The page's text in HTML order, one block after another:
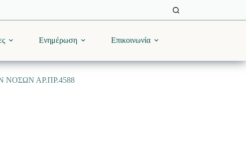
Ενημέρωση Επικοινωνία
ΑΡ.ΠΡ.4588